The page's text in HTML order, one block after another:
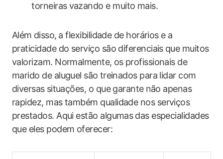
⁣torneiras⁣ vazando e muito‍ mais.
Além ⁢disso,⁢ a‌ flexibilidade ‍de horários ⁢e a
praticidade do serviço são​ diferenciais ⁤que muitos
valorizam. Normalmente, ⁤os profissionais de
marido de aluguel são⁤ treinados para lidar com
‌diversas ⁣situações, o​ que ​garante⁢ não apenas
rapidez, mas também​ qualidade nos serviços
prestados. Aqui estão algumas ⁣das especialidades
que eles podem oferecer: